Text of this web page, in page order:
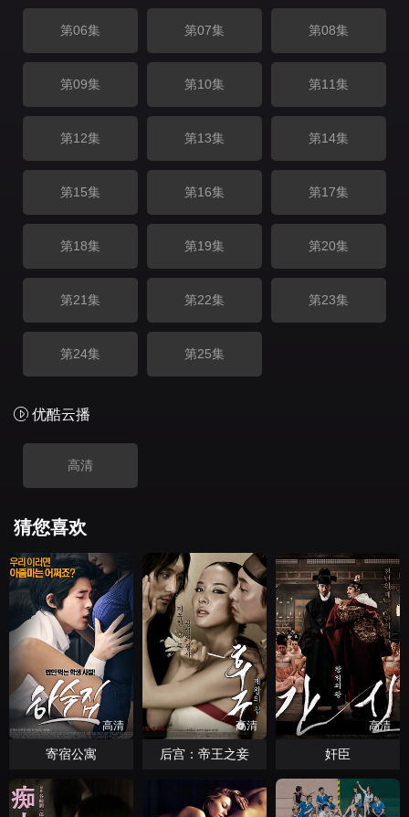
第06集 第07集 第08集
第09集 第10集 第11集
第12集 第13集 第14集
第15集 第16集 第17集
第18集 第19集 第20集
第21集 第22集 第23集
第24集 第25集
优酷云播
高清
猜您喜欢
高清
寄宿公寓
高清
后宫：帝王之妾
高清
奸臣